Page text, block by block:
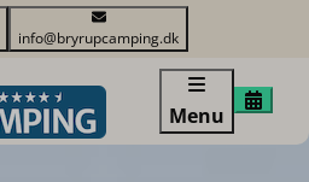
info@bryrupcamping.dk
Menu